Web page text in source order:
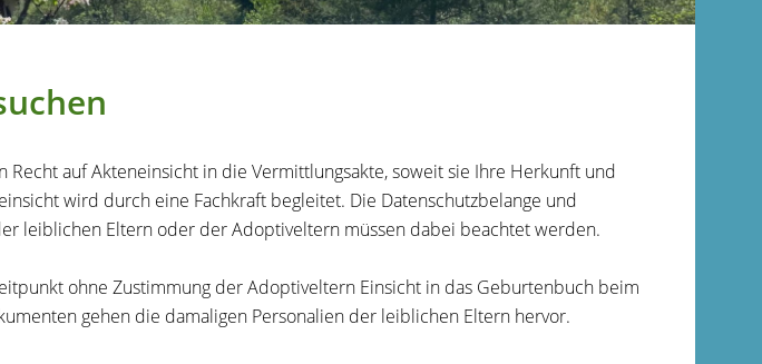
Recht auf Akteneinsicht in die Vermittlungsakte, soweit sie Ihre Herkunft und
wird durch eine Fachkraft begleitet. Die Datenschutzbelange und
leiblichen Eltern oder der Adoptiveltern müssen dabei beachtet werden.
ohne Zustimmung der Adoptiveltern Einsicht in das Geburtenbuch beim
gehen die damaligen Personalien der leiblichen Eltern hervor.